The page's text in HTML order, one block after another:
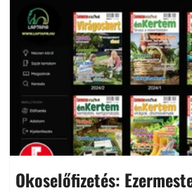
Okoselőfizetés: